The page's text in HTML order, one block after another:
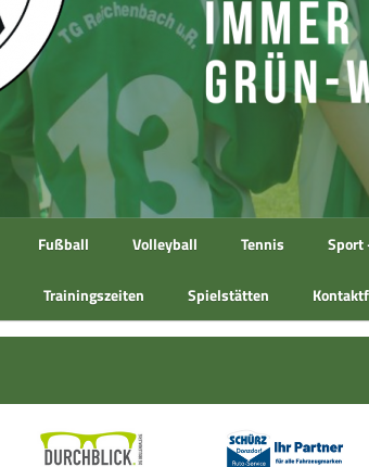
Fußball Volleyball Tennis Sport
Trainingszeiten Spielstätten